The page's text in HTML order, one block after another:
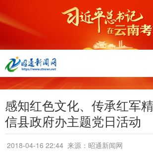
感知红色文化、传承红
信县政府办主题党日活动
2018-04-16 22:44 来源：昭通新闻网